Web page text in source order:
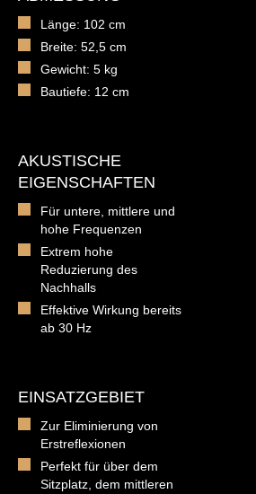
Länge: 102 cm
Breite: 52,5 cm
Gewicht: 5 kg
Bautiefe: 12 cm
AKUSTISCHE
EIGENSCHAFTEN
Für untere, mittlere und
hohe Frequenzen
Extrem hohe
Reduzierung des
Nachhalls
Effektive Wirkung bereits
ab 30 Hz
EINSATZGEBIET
Zur Eliminierung von
Erstreflexionen
Perfekt für über dem
Sitzplatz, dem mittleren